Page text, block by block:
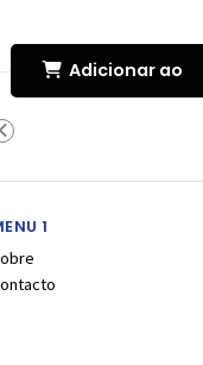
Adicionar ao
1